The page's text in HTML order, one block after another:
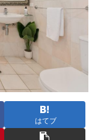
はてブ